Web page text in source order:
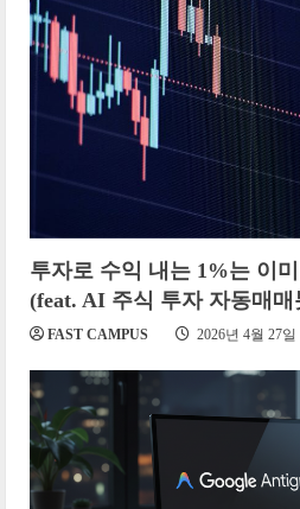
투자로 수익 내는 1%는 이
(feat. AI 주식 투자 자동매매
FAST CAMPUS 2026년 4월 27일